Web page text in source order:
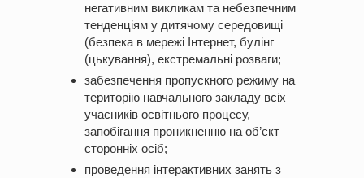
негативним викликам та небезпечним
тенденціям у дитячому середовищі
(безпека в мережі Інтернет, булінг
(цькування), екстремальні розваги;
забезпечення пропускного режиму на
територію навчального закладу всіх
учасників освітнього процесу,
запобігання проникненню на об’єкт
сторонніх осіб;
проведення інтерактивних занять з